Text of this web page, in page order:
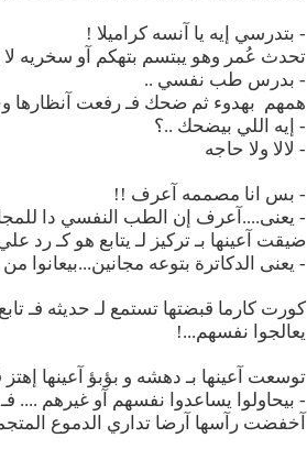
- بتدرسي إيه يا آنسه كراميلا !
تحدث عُمر وهو يبتسم بتهكم آو سخريه لا
- بدرس طب نفسي ..
همهم بهدوء ثم ضحك فـ رفعت آنظارها
- إيه اللي بيضحك ..؟
- لالا ولا حاجه
- بس انا مصممه آعرف !!
- يعنى....آعرف إن الطب النفسي دا
ضيقت آعينها بـ تركيز لـ يتابع هو كـ رد
- يعنى الدكاترة بتوعه مجانين...بيعانوا
كورت كارما قبضتها تستمع لـ حديثه فـ
يعالجوا نفسهم...!
توسعت آعينها بـ دهشه و بؤبؤ آعينها
- بيحاولوا يساعدوا نفسهم آو غيرهم ....
آخفضت رآسها آرضا تداري الدموع